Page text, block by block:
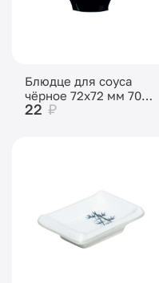
Блюдце для соуса
чёрное 72х72 мм 70
мл
22 ₽